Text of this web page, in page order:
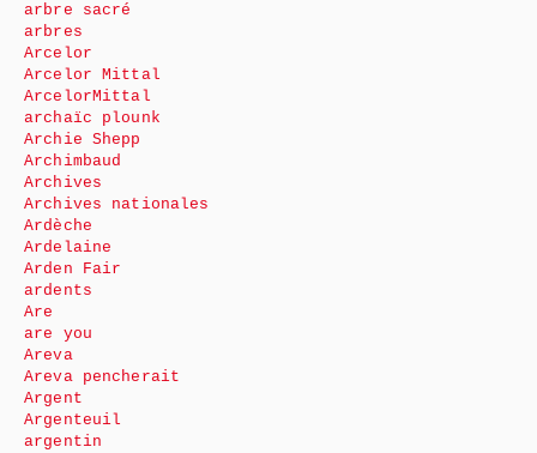
arbre sacré
arbres
Arcelor
Arcelor Mittal
ArcelorMittal
archaïc plounk
Archie Shepp
Archimbaud
Archives
Archives nationales
Ardèche
Ardelaine
Arden Fair
ardents
Are
are you
Areva
Areva pencherait
Argent
Argenteuil
argentin